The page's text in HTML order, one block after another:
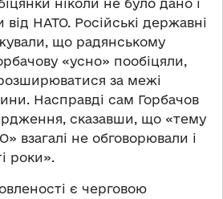
ніколи не було дано і
НАТО. Російські державні
що радянському
«усно» пообіцяли,
за межі
Насправді сам Горбачов
сказавши, що «тему
взагалі не обговорювали і
роки».
є черговою